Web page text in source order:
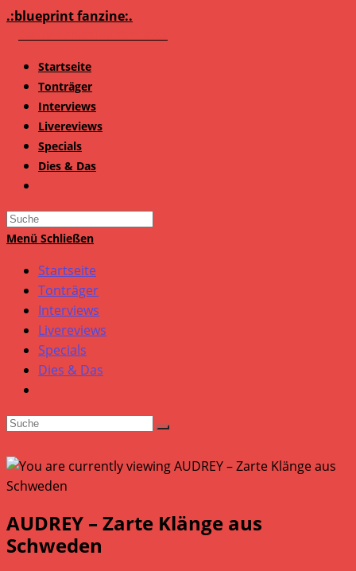
Zum
.:blueprint fanzine:.
Startseite
Tonträger
Interviews
Livereviews
Specials
Dies & Das
Search
this
Menü Schließen
Startseite
Tonträger
Interviews
Livereviews
Specials
Dies & Das
AUDREY – Zarte Klänge aus
Schweden